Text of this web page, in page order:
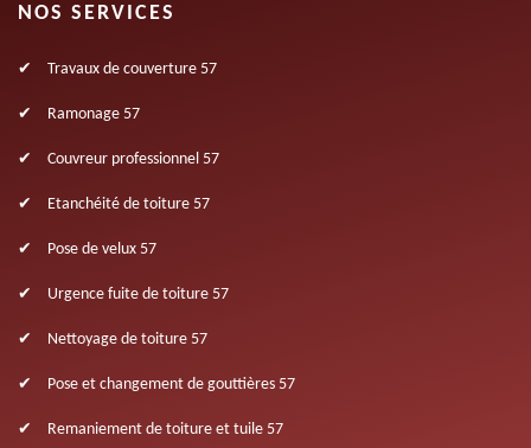
NOS SERVICES
Travaux de couverture 57
Ramonage 57
Couvreur professionnel 57
Etanchéité de toiture 57
Pose de velux 57
Urgence fuite de toiture 57
Nettoyage de toiture 57
Pose et changement de gouttières 57
Remaniement de toiture et tuile 57